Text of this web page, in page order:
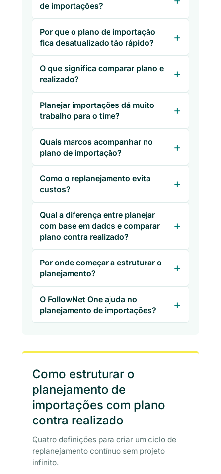
de importações?
Por que o plano de importação
fica desatualizado tão rápido?
O que significa comparar plano e
realizado?
Planejar importações dá muito
trabalho para o time?
Quais marcos acompanhar no
plano de importação?
Como o replanejamento evita
custos?
Qual a diferença entre planejar
com base em dados e comparar
plano contra realizado?
Por onde começar a estruturar o
planejamento?
O FollowNet One ajuda no
planejamento de importações?
Como estruturar o
planejamento de
importações com plano
contra realizado
Quatro definições para criar um ciclo de
replanejamento contínuo sem projeto
infinito.